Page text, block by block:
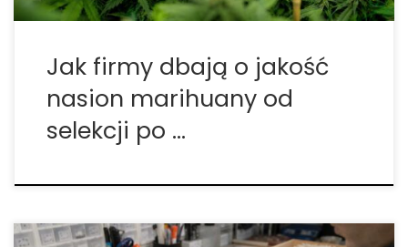
Jak firmy dbają o jakość
nasion marihuany od
selekcji po …